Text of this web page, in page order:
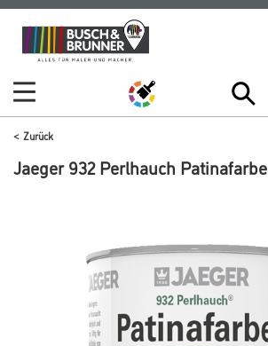
Zum
Inhalt
Zum
Navigationsmenü
Zurück
Jaeger 932 Perlhauch Patinafarbe